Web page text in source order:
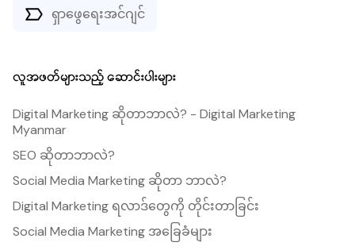
ရှာဖွေရေးအင်ဂျင်
လူအဖတ်များသည့် ဆောင်းပါးများ
Digital Marketing ဆိုတာဘာလဲ? - Digital Marketing
Myanmar
SEO ဆိုတာဘာလဲ?
Social Media Marketing ဆိုတာ ဘာလဲ?
Digital Marketing ရလာဒ်တွေကို တိုင်းတာခြင်း
Social Media Marketing အခြေခံများ